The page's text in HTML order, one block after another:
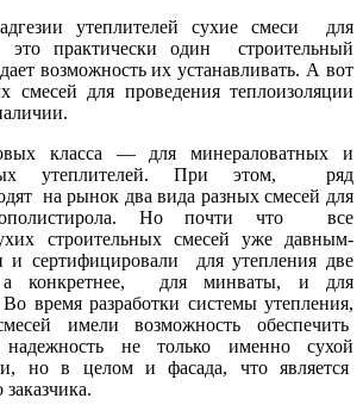
утеплителей сухие смеси для
практически один строительный
возможность их устанавливать. А вот
смесей для проведения теплоизоляции
— для минераловатных и
утеплителей. При этом, ряд
на рынок два вида разных смесей для
Но почти что все
строительных смесей уже давным-
и сертифицировали для утепления две
а конкретнее, для минваты, и для
время разработки системы утепления,
имели возможность обеспечить
не только именно сухой
но в целом и фасада, что является